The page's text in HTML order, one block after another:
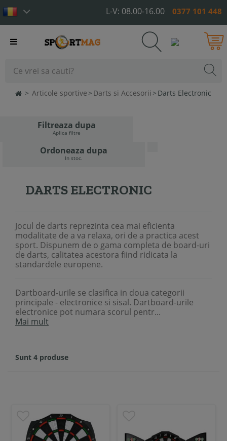
L-V: 08.00-16.00 0377 101 448
Toggle
> Articole sportive > Darts si Accesorii > Darts Electronic
Filtreaza dupa
Aplica filtre
Ordoneaza dupa
In stoc.
DARTS ELECTRONIC
Jocul de darts reprezinta cea mai eficienta
modalitate de a va relaxa, ori de a practica acest
sport. Dispunem de o gama completa de board-uri
de darts, calitatea acestora fiind ridicata la
standardele europene.
Dartboard-urile se clasifica in doua categorii
principale - electronice si sisal. Dartboard-urile
electronice pot numara scorul pentr...
Mai mult
Sunt 4 produse